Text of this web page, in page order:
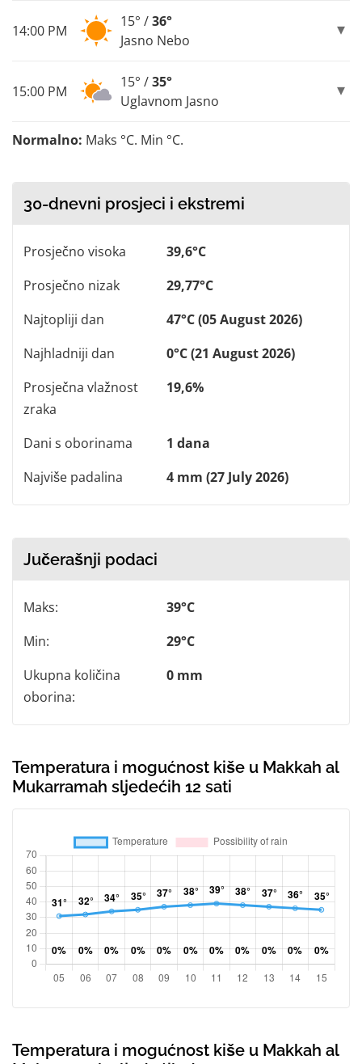
14:00 PM
15° /36°
Jasno Nebo
15:00 PM
15° /35°
Uglavnom Jasno
Normalno: Maks °C. Min °C.
30-dnevni prosjeci i ekstremi
Prosječno visoka
39,6°C
Prosječno nizak
29,77°C
Najtopliji dan
47°C (05 August 2026)
Najhladniji dan
0°C (21 August 2026)
Prosječna vlažnost
zraka
19,6%
Dani s oborinama
1 dana
Najviše padalina
4 mm (27 July 2026)
Jučerašnji podaci
Maks:
39°C
Min:
29°C
Ukupna količina
oborina:
0 mm
Temperatura i mogućnost kiše u Makkah al
Mukarramah sljedećih 12 sati
Temperatura i mogućnost kiše u Makkah al